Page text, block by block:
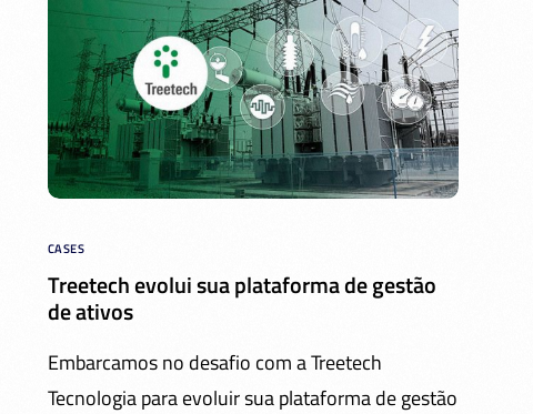
CASES
Treetech evolui sua plataforma de gestão
de ativos
Embarcamos no desafio com a Treetech
Tecnologia para evoluir sua plataforma de gestão